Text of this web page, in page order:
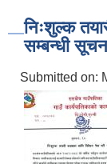
निःशुल्क
सम्बन्धी
Submitted on: